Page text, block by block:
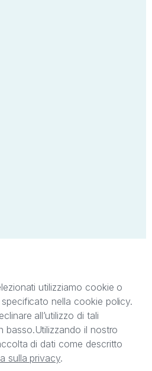
di proprietà di StreetLib S.r.l.
StreetLib S.r.l. è
di proprietà intellettuale
e segni distintivi presenti
l’utente a prendere visione
utilizziamo cookie o
nella cookie policy.
all’utilizzo di tali
basso.Utilizzando il nostro
di dati come descritto
sulla privacy.